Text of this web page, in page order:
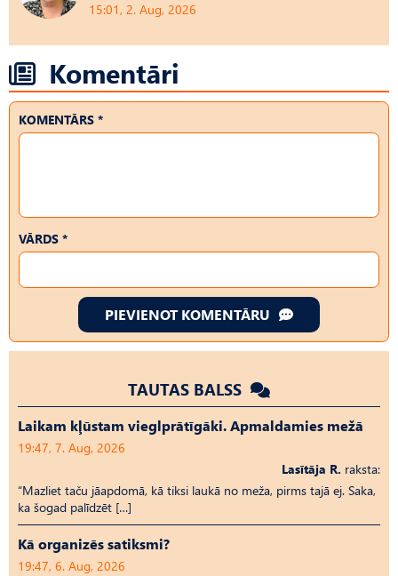
15:01, 2. Aug, 2026
Komentāri
KOMENTĀRS *
VĀRDS *
PIEVIENOT KOMENTĀRU
TAUTAS BALSS
Laikam kļūstam vieglprātīgāki. Apmaldamies mežā
19:47, 7. Aug, 2026
Lasītāja R. raksta:
“Mazliet taču jāapdomā, kā tiksi laukā no meža, pirms tajā ej. Saka,
ka šogad palīdzēt […]
Kā organizēs satiksmi?
19:47, 6. Aug, 2026